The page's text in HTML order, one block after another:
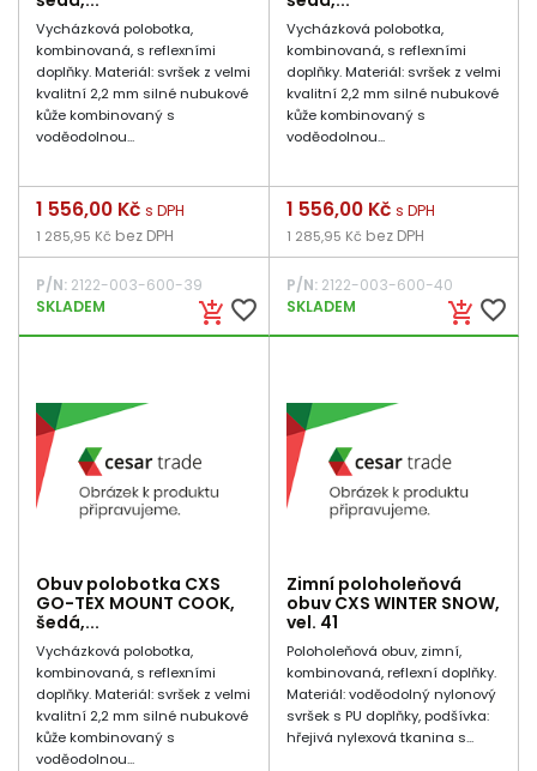
Vycházková polobotka,
kombinovaná, s reflexními
doplňky. Materiál: svršek z velmi
kvalitní 2,2 mm silné nubukové
kůže kombinovaný s
voděodolnou...
add_shopping_cart favorite_border
Cena
1 556,00 Kč s DPH
1 285,95 Kč bez DPH
P/N: 2122-003-600-39
SKLADEM
Vycházková polobotka,
kombinovaná, s reflexními
doplňky. Materiál: svršek z velmi
kvalitní 2,2 mm silné nubukové
kůže kombinovaný s
voděodolnou...
add_shopping_cart favorite_border
Cena
1 556,00 Kč s DPH
1 285,95 Kč bez DPH
P/N:2122-003-600-40
SKLADEM
Obuv polobotka CXS
GO-TEX MOUNT COOK,
šedá,...
Vycházková polobotka,
kombinovaná, s reflexními
doplňky. Materiál: svršek z velmi
kvalitní 2,2 mm silné nubukové
kůže kombinovaný s
voděodolnou...
Zimní poloholeňová
obuv CXS WINTER SNOW,
vel. 41
Poloholeňová obuv, zimní,
kombinovaná, reflexní doplňky.
Materiál: voděodolný nylonový
svršek s PU doplňky, podšívka:
hřejivá nylexová tkanina s...